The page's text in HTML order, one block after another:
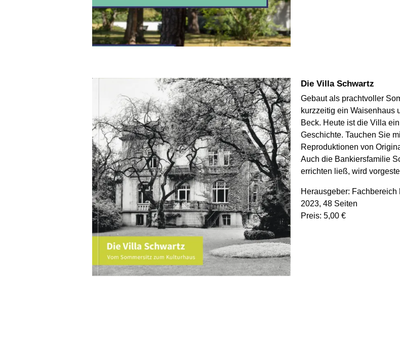
Die Villa Schwartz
Gebaut als prachtvoller
kurzzeitig ein Waisenhaus
Beck. Heute ist die Villa
Geschichte. Tauchen Sie
Reproduktionen von
Auch die Bankiersfamilie
errichten ließ, wird
Herausgeber:
2023, 48 Seiten
Preis: 5,00 €